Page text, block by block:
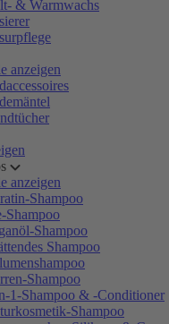
& Warmwachs
anzeigen
anzeigen
Shampoo
Shampoo
Shampoo
Shampoo
Shampoo
1-Shampoo & -Conditioner
Shampoo